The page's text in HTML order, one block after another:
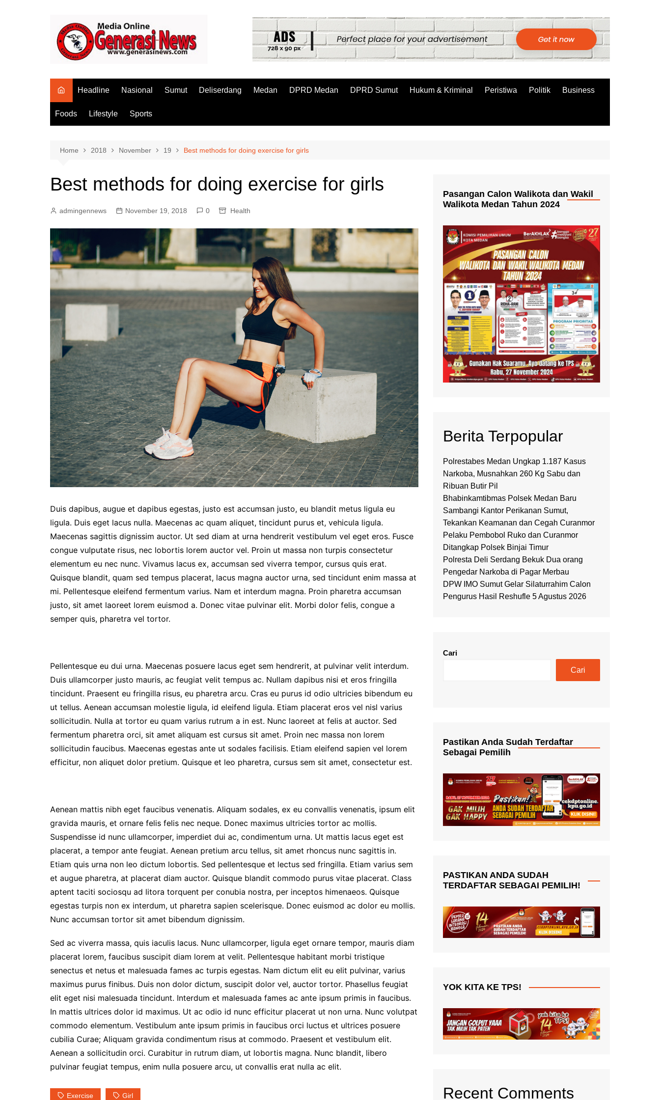
Headline Nasional Sumut Deliserdang Medan DPRD Medan DPRD Sumut Hukum & Kriminal Peristiwa Politik Business
Foods Lifestyle Sports
Home 2018 November 19 Best methods for doing exercise for girls
Best methods for doing exercise for girls
admingennews November 19, 2018 0 Health
Duis dapibus, augue et dapibus egestas, justo est accumsan justo, eu blandit metus ligula eu
ligula. Duis eget lacus nulla. Maecenas ac quam aliquet, tincidunt purus et, vehicula ligula.
Maecenas sagittis dignissim auctor. Ut sed diam at urna hendrerit vestibulum vel eget eros. Fusce
congue vulputate risus, nec lobortis lorem auctor vel. Proin ut massa non turpis consectetur
elementum eu nec nunc. Vivamus lacus ex, accumsan sed viverra tempor, cursus quis erat.
Quisque blandit, quam sed tempus placerat, lacus magna auctor urna, sed tincidunt enim massa at
mi. Pellentesque eleifend fermentum varius. Nam et interdum magna. Proin pharetra accumsan
justo, sit amet laoreet lorem euismod a. Donec vitae pulvinar elit. Morbi dolor felis, congue a
semper quis, pharetra vel tortor.
Pellentesque eu dui urna. Maecenas posuere lacus eget sem hendrerit, at pulvinar velit interdum.
Duis ullamcorper justo mauris, ac feugiat velit tempus ac. Nullam dapibus nisi et eros fringilla
tincidunt. Praesent eu fringilla risus, eu pharetra arcu. Cras eu purus id odio ultricies bibendum eu
ut tellus. Aenean accumsan molestie ligula, id eleifend ligula. Etiam placerat eros vel nisl varius
sollicitudin. Nulla at tortor eu quam varius rutrum a in est. Nunc laoreet at felis at auctor. Sed
fermentum pharetra orci, sit amet aliquam est cursus sit amet. Proin nec massa non lorem
sollicitudin faucibus. Maecenas egestas ante ut sodales facilisis. Etiam eleifend sapien vel lorem
efficitur, non aliquet dolor pretium. Quisque et leo pharetra, cursus sem sit amet, consectetur est.
Aenean mattis nibh eget faucibus venenatis. Aliquam sodales, ex eu convallis venenatis, ipsum elit
gravida mauris, et ornare felis felis nec neque. Donec maximus ultricies tortor ac mollis.
Suspendisse id nunc ullamcorper, imperdiet dui ac, condimentum urna. Ut mattis lacus eget est
placerat, a tempor ante feugiat. Aenean pretium arcu tellus, sit amet rhoncus nunc sagittis in.
Etiam quis urna non leo dictum lobortis. Sed pellentesque et lectus sed fringilla. Etiam varius sem
et augue pharetra, at placerat diam auctor. Quisque blandit commodo purus vitae placerat. Class
aptent taciti sociosqu ad litora torquent per conubia nostra, per inceptos himenaeos. Quisque
egestas turpis non ex interdum, ut pharetra sapien scelerisque. Donec euismod ac dolor eu mollis.
Nunc accumsan tortor sit amet bibendum dignissim.
Sed ac viverra massa, quis iaculis lacus. Nunc ullamcorper, ligula eget ornare tempor, mauris diam
placerat lorem, faucibus suscipit diam lorem at velit. Pellentesque habitant morbi tristique
senectus et netus et malesuada fames ac turpis egestas. Nam dictum elit eu elit pulvinar, varius
maximus purus finibus. Duis non dolor dictum, suscipit dolor vel, auctor tortor. Phasellus feugiat
elit eget nisi malesuada tincidunt. Interdum et malesuada fames ac ante ipsum primis in faucibus.
In mattis ultrices dolor id maximus. Ut ac odio id nunc efficitur placerat ut non urna. Nunc volutpat
commodo elementum. Vestibulum ante ipsum primis in faucibus orci luctus et ultrices posuere
cubilia Curae; Aliquam gravida condimentum risus at commodo. Praesent et vestibulum elit.
Aenean a sollicitudin orci. Curabitur in rutrum diam, ut lobortis magna. Nunc blandit, libero
pulvinar feugiat tempus, enim nulla posuere arcu, ut convallis erat nulla ac elit.
Exercise Girl
Pasangan Calon Walikota dan Wakil
Walikota Medan Tahun 2024
Berita Terpopular
Polrestabes Medan Ungkap 1.187 Kasus
Narkoba, Musnahkan 260 Kg Sabu dan
Ribuan Butir Pil
Bhabinkamtibmas Polsek Medan Baru
Sambangi Kantor Perikanan Sumut,
Tekankan Keamanan dan Cegah Curanmor
Pelaku Pembobol Ruko dan Curanmor
Ditangkap Polsek Binjai Timur
Polresta Deli Serdang Bekuk Dua orang
Pengedar Narkoba di Pagar Merbau
DPW IMO Sumut Gelar Silaturrahim Calon
Pengurus Hasil Reshufle 5 Agustus 2026
Cari
Cari
Pastikan Anda Sudah Terdaftar
Sebagai Pemilih
PASTIKAN ANDA SUDAH
TERDAFTAR SEBAGAI PEMILIH!
YOK KITA KE TPS!
Recent Comments